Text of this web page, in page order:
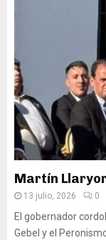
Martín
13 julio, 2026 0
El gobernador
Gebel y el